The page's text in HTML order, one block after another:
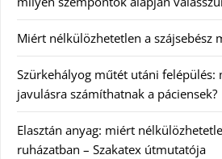
Miért nélkülözhetetlen a szájsebész
Szürkehályog műtét utáni felépülés:
javulásra számíthatnak a páciensek?
Elasztán anyag: miért
ruházatban – Szakatex útmutatója